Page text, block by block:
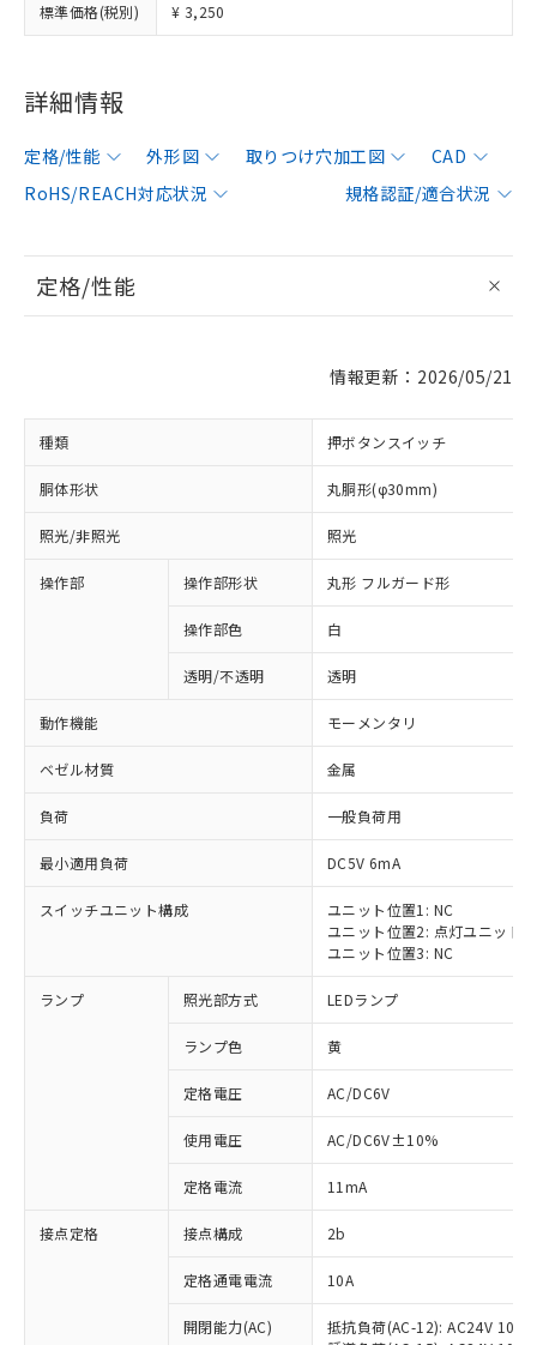
標準価格(税別) ¥ 3,250
詳細情報
定格/性能 外形図 取りつけ穴加工図
CAD
RoHS/REACH対応状況
規格認証/適合状況
定格/性能
情報更新：2026/05/21
種類 押ボタンスイッチ
胴体形状 丸胴形(φ30mm)
照光/非照光 照光
操作部 操作部形状 丸形 フルガード形
操作部色 白
透明/不透明 透明
動作機能 モーメンタリ
ベゼル材質 金属
負荷 一般負荷用
最小適用負荷 DC5V 6mA
スイッチユニット構成
ユニット位置1: NC
ユニット位置2: 点灯ユニット
ユニット位置3: NC
ランプ 照光部方式 LEDランプ
ランプ色 黄
定格電圧 AC/DC6V
使用電圧 AC/DC6V±10%
定格電流 11mA
接点定格 接点構成 2b
定格通電電流 10A
開閉能力(AC)
抵抗負荷(AC-12): AC24V 10A/
ご利用条件
以下の条件をお読みいただき、同意のうえ
ご利用ください。
本サービスは、当社制御機器事業取扱
商品の当社在庫状況および標準価格
(税抜)を提供させていただくもので
当社制御機器事業取扱商品の中には、
対応済み：EU RoHS指令（10物質）の
非含有に対応した製品が提供可能な商品で
対応予定：EU RoHS指令（10物質）の非含
有に対応した製品に切り替える予定のある
対応予定なし：EU RoHS指令（10物質）の
非含有に非対応の商品で、対応品を出す予
定はありません。
調査・確認中：EU RoHS指令（10物質）の
非含有の対応状況を調査中または確認中の
害物質有無と関係のない商品です。
※1 中国RoHS○×表
「○」：最大均質材料含有率が中国RoHSの
基準値以下であることを示します。